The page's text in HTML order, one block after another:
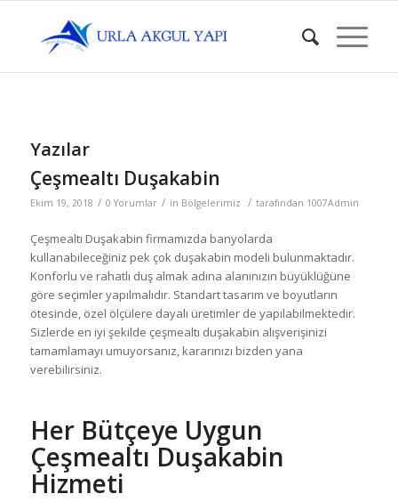
Yazılar
Çeşmealtı Duşakabin
Ekim 19, 2018 / 0 Yorumlar / in Bölgelerimiz / tarafından 1007Admin
Çeşmealtı Duşakabin firmamızda banyolarda
kullanabileceğiniz pek çok duşakabin modeli bulunmaktadır.
Konforlu ve rahatlı duş almak adına alanınızın büyüklüğüne
göre seçimler yapılmalıdır. Standart tasarım ve boyutların
ötesinde, özel ölçülere dayalı üretimler de yapılabilmektedir.
Sizlerde en iyi şekilde çeşmealtı duşakabin alışverişinizi
tamamlamayı umuyorsanız, kararınızı bizden yana
verebilirsiniz.
Her Bütçeye Uygun
Çeşmealtı Duşakabin
Hizmeti